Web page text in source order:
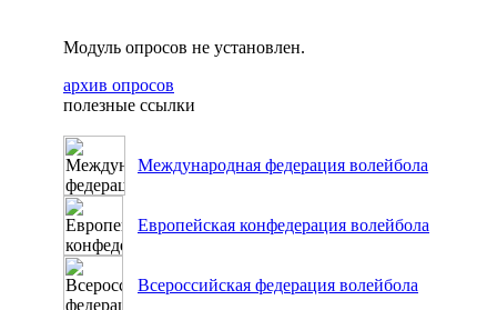
Модуль опросов не установлен.
архив опросов
полезные ссылки
Международная федерация волейбола
Европейская конфедерация волейбола
Всероссийская федерация волейбола